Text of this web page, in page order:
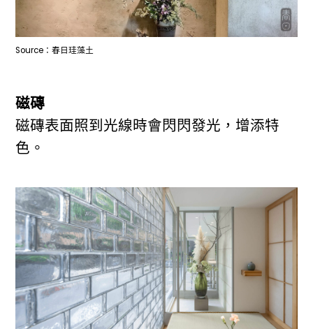
Source：春日珪藻土
磁磚
磁磚表面照到光線時會閃閃發光，增添特
色。